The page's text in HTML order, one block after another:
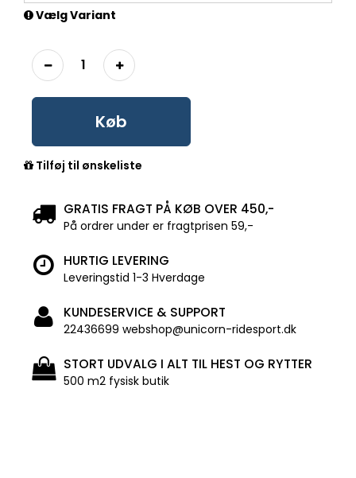
Vælg Variant
Køb
Tilføj til ønskeliste
GRATIS FRAGT PÅ KØB OVER 450,-
På ordrer under er fragtprisen 59,-
HURTIG LEVERING
Leveringstid 1-3 Hverdage
KUNDESERVICE & SUPPORT
22436699 webshop@unicorn-ridesport.dk
STORT UDVALG I ALT TIL HEST OG RYTTER
500 m2 fysisk butik